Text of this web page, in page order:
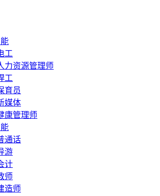
工
力资源管理师
工
育员
媒体
康管理师
通话
游
计
师
造师